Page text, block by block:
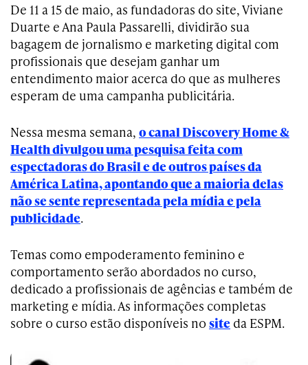
De 11 a 15 de maio, as fundadoras do site, Viviane
Duarte e Ana Paula Passarelli, dividirão sua
bagagem de jornalismo e marketing digital com
profissionais que desejam ganhar um
entendimento maior acerca do que as mulheres
esperam de uma campanha publicitária.
Nessa mesma semana, o canal Discovery Home &
Health divulgou uma pesquisa feita com
espectadoras do Brasil e de outros países da
América Latina, apontando que a maioria delas
não se sente representada pela mídia e pela
publicidade.
Temas como empoderamento feminino e
comportamento serão abordados no curso,
dedicado a profissionais de agências e também de
marketing e mídia. As informações completas
sobre o curso estão disponíveis no site da ESPM.